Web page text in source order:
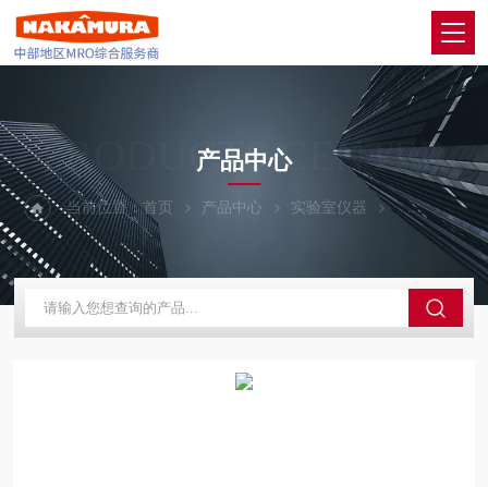
PRODUCTS CENTER
产品中心
当前位置：首页 产品中心 实验室仪器 AND爱安德